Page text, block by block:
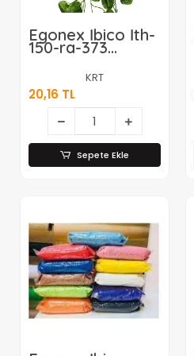
Egonex İbico İth-
150-ra-373
Sarmaşık
Yaprak*12x300
KRT
20,16 TL
Sepete Ekle